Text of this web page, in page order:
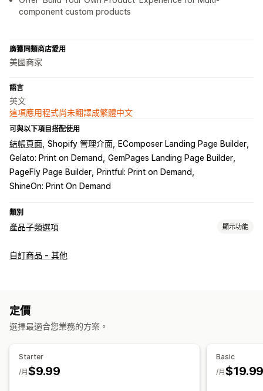
component custom products
廣獲同類商店愛用
美國商家
語言
英文
這項應用程式尚未翻譯成繁體中文
可與以下項目搭配使用
結帳頁面 Shopify 管理介面
EComposer Landing Page Builder
Gelato: Print on Demand
GemPages Landing Page Builder
PageFly Page Builder
Printful: Print on Demand
ShineOn: Print On Demand
類別
產品子類選項 顯示功能
自訂
定價
庫存
隱藏無庫存商品
自訂商品 - 其他
定價
選擇最適合您業務的方案。
Starter
$9.99
/月
Basic
/月